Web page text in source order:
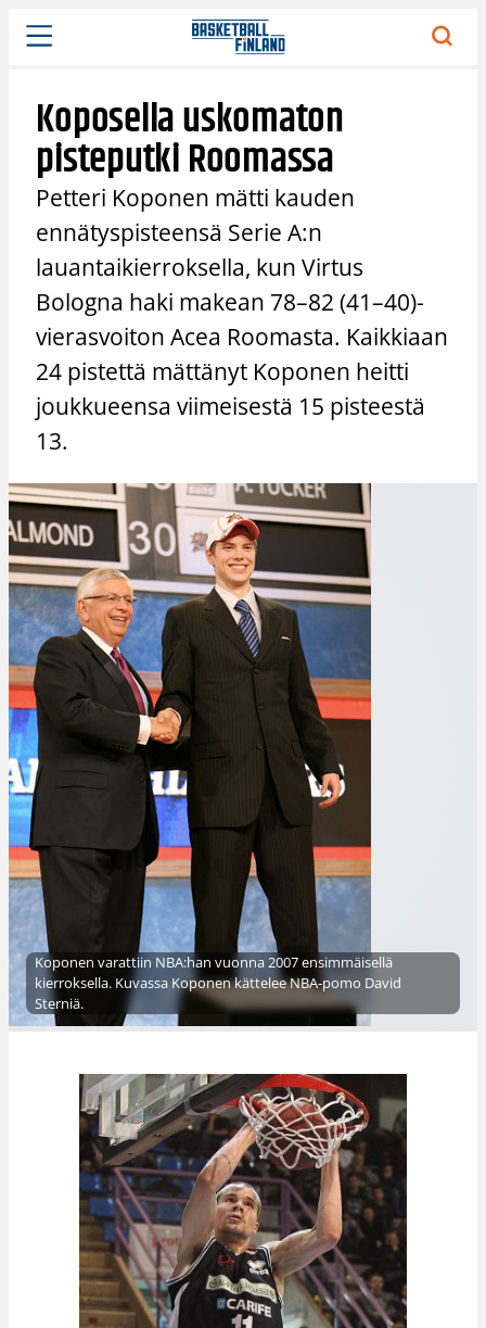
Siirry
sisältöön
Koposella uskomaton
pisteputki Roomassa
Petteri Koponen mätti kauden
ennätyspisteensä Serie A:n
lauantaikierroksella, kun Virtus
Bologna haki makean 78–82 (41–40)-
vierasvoiton Acea Roomasta. Kaikkiaan
24 pistettä mättänyt Koponen heitti
joukkueensa viimeisestä 15 pisteestä
13.
Koponen varattiin NBA:han vuonna 2007 ensimmäisellä
kierroksella. Kuvassa Koponen kättelee NBA-pomo David
Sterniä.